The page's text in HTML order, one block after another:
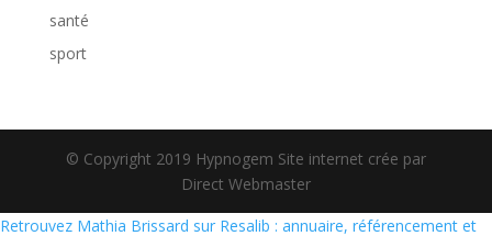
santé
sport
© Copyright 2019 Hypnogem Site internet crée par
Direct Webmaster
Retrouvez Mathia Brissard sur Resalib : annuaire, référencement et